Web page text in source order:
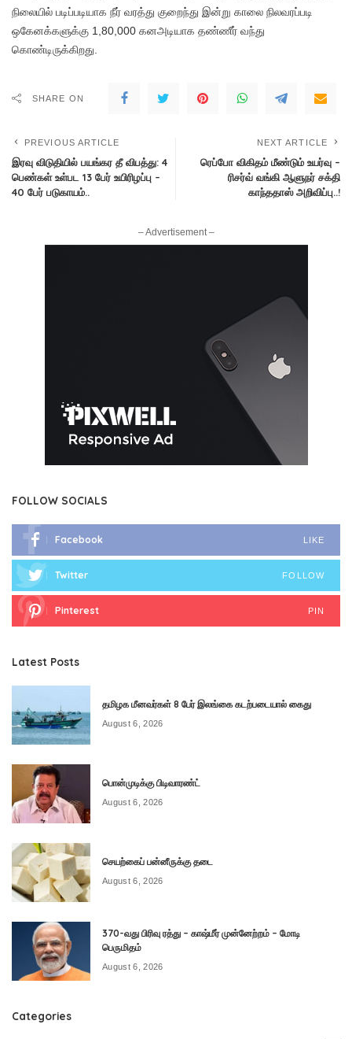
நிலையில் படிப்படியாக நீர் வரத்து குறைந்து இன்று காலை நிலவரப்படி
ஒகேனக்களுக்கு 1,80,000 கனஅடியாக தண்ணீர் வந்து
கொண்டிருக்கிறது.
SHARE ON
PREVIOUS ARTICLE
இரவு விடுதியில் பயங்கர தீ விபத்து: 4
பெண்கள் உள்பட 13 பேர் உயிரிழப்பு –
40 பேர் படுகாயம்..
NEXT ARTICLE
ரெப்போ விகிதம் மீண்டும் உயர்வு –
ரிசர்வ் வங்கி ஆளுநர் சக்தி
காந்ததாஸ் அறிவிப்பு..!
– Advertisement –
FOLLOW SOCIALS
Facebook LIKE
Twitter FOLLOW
Pinterest PIN
Latest Posts
தமிழக மீனவர்கள் 8 பேர் இலங்கை கடற்படையால் கைது
August 6, 2026
பொன்முடிக்கு பிடிவாரண்ட்
August 6, 2026
செயற்கைப் பன்னீருக்கு தடை
August 6, 2026
370-வது பிரிவு ரத்து – காஷ்மீர் முன்னேற்றம் – மோடி
பெருமிதம்
August 6, 2026
Categories